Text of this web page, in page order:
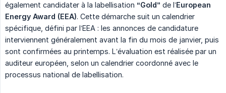
également candidater à la labellisation “Gold” de l’European
Energy Award (EEA). Cette démarche suit un calendrier
spécifique, défini par l’EEA : les annonces de candidature
interviennent généralement avant la fin du mois de janvier, puis
sont confirmées au printemps. L’évaluation est réalisée par un
auditeur européen, selon un calendrier coordonné avec le
processus national de labellisation.